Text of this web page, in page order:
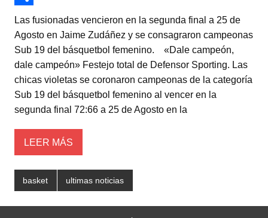
t
t
e
a
t
s
p
p
a
c
e
o
o
k
C
o
m
a
r
t
r
Las fusionadas vencieron en la segunda final a 25 de
Agosto en Jaime Zudáñez y se consagraron campeonas
Sub 19 del básquetbol femenino. «Dale campeón,
dale campeón» Festejo total de Defensor Sporting. Las
chicas violetas se coronaron campeonas de la categoría
Sub 19 del básquetbol femenino al vencer en la
segunda final 72:66 a 25 de Agosto en la
LEER MÁS
basket ultimas noticias